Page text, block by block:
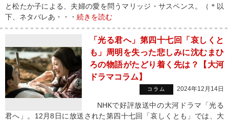
と松たか子による、夫婦の愛を問うマリッジ・サスペンス。（＊以
下、ネタバレあ・・・ 続きを読む
「光る君へ」第四十七回「哀しくと
も」周明を失った悲しみに沈むまひ
ろの物語がたどり着く先は？【大河
ドラマコラム】
コラム 2024年12月14日
NHKで好評放送中の大河ドラマ「光る
君へ」。12月8日に放送された第四十七回「哀しくとも」では、大